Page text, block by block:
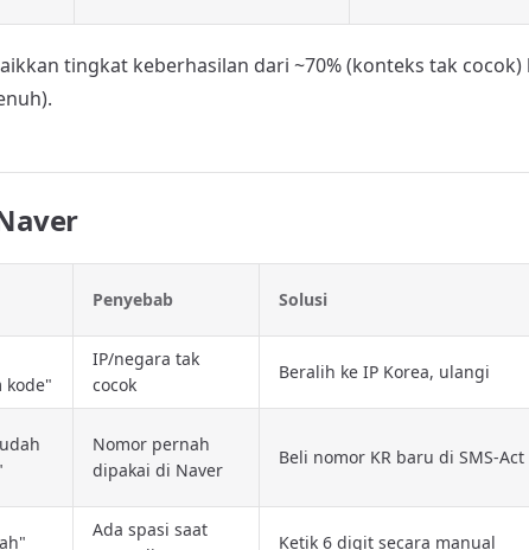
tingkat keberhasilan dari ~70% (konteks tak cocok)
Penyebab Solusi
kode"
IP/negara tak
cocok
Beralih ke IP Korea, ulangi
Nomor pernah
dipakai di Naver
Beli nomor KR baru di SMS-Act
Ada spasi saat
Ketik 6 digit secara manual